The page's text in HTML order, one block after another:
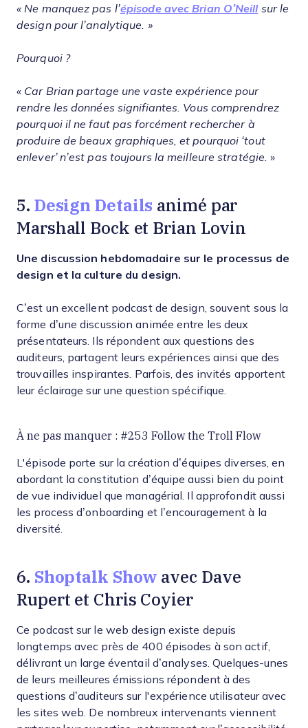
« Ne manquez pas l’épisode avec Brian O’Neillsur le
design pour l’analytique. »
Pourquoi ?
« Car Brian partage une vaste expérience pour
rendre les données signifiantes. Vous comprendrez
pourquoi il ne faut pas forcément rechercher à
produire de beaux graphiques, et pourquoi ‘tout
enlever’ n’est pas toujours la meilleure stratégie. »
5. Design Details animé par
Marshall Bock et Brian Lovin
Une discussion hebdomadaire sur le processus de
design et la culture du design.
C’est un excellent podcast de design, souvent sous la
forme d’une discussion animée entre les deux
présentateurs. Ils répondent aux questions des
auditeurs, partagent leurs expériences ainsi que des
trouvailles inspirantes. Parfois, des invités apportent
leur éclairage sur une question spécifique.
À ne pas manquer : #253 Follow the Troll Flow
L'épisode porte sur la création d’équipes diverses, en
abordant la constitution d’équipe aussi bien du point
de vue individuel que managérial. Il approfondit aussi
les process d’onboarding et l’encouragement à la
diversité.
6. Shoptalk Show avec Dave
Rupert et Chris Coyier
Ce podcast sur le web design existe depuis
longtemps avec près de 400 épisodes à son actif,
délivrant un large éventail d’analyses. Quelques-unes
de leurs meilleures émissions répondent à des
questions d’auditeurs sur l'expérience utilisateur avec
les sites web. De nombreux intervenants viennent